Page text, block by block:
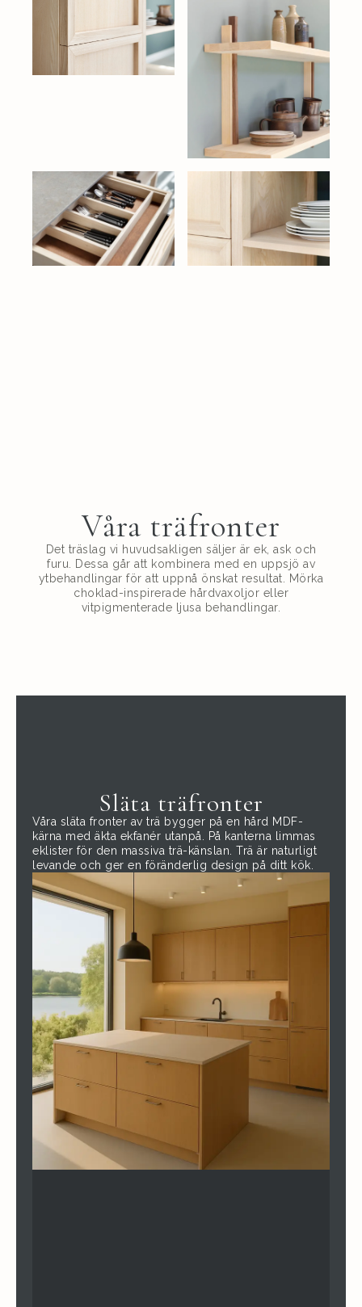
Våra träfronter
Det träslag vi huvudsakligen säljer är ek, ask och
furu. Dessa går att kombinera med en uppsjö av
ytbehandlingar för att uppnå önskat resultat. Mörka
choklad-inspirerade hårdvaxoljor eller
vitpigmenterade ljusa behandlingar.
Släta träfronter
Våra släta fronter av trä bygger på en hård MDF-
kärna med äkta ekfanér utanpå. På kanterna limmas
eklister för den massiva trä-känslan. Trä är naturligt
levande och ger en föränderlig design på ditt kök.